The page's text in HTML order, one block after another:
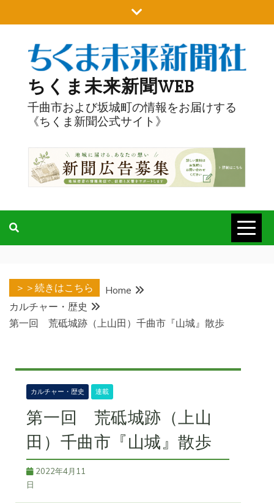
to
ちくま未来新聞WEB
千曲市および坂城町の情報をお届けする
《ちくま新聞公式サイト》
＞＞続きはこちら
Home
カルチャー・歴史
第一回 荒砥城跡（上山田）千曲市『山城』散歩
カルチャー・歴史 連載
第一回 荒砥城跡（上山
田）千曲市『山城』散歩
2022年4月11
日